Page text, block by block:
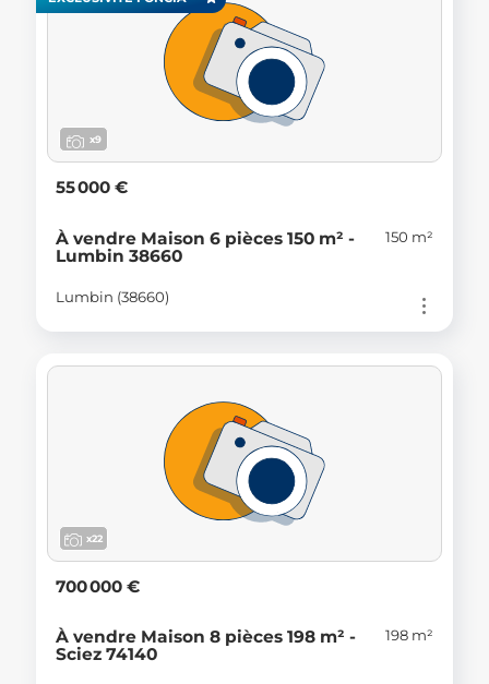
x9
55 000 €
À vendre Maison 6 pièces 150 m² -
Lumbin 38660
150 m²
Lumbin (38660)
x22
700 000 €
À vendre Maison 8 pièces 198 m² -
Sciez 74140
198 m²